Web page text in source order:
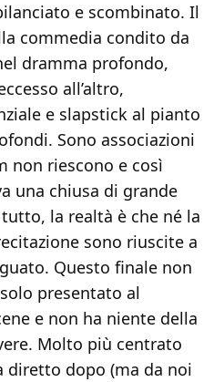
e scombinato. Il
commedia condito da
dramma profondo,
all’altro,
e slapstick al pianto
Sono associazioni
non riescono e così
una chiusa di grande
la realtà è che né la
sono riuscite a
Questo finale non
presentato al
e non ha niente della
Molto più centrato
diretto dopo (ma da noi